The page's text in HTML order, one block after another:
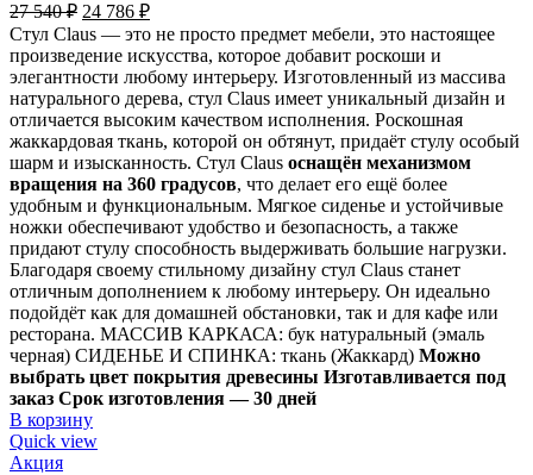
27 540₽ 24 786 ₽
Стул Claus — это не просто предмет мебели, это настоящее
произведение искусства, которое добавит роскоши и
элегантности любому интерьеру. Изготовленный из массива
натурального дерева, стул Claus имеет уникальный дизайн и
отличается высоким качеством исполнения. Роскошная
жаккардовая ткань, которой он обтянут, придаёт стулу особый
шарм и изысканность. Стул Claus оснащён механизмом
вращения на 360 градусов, что делает его ещё более
удобным и функциональным. Мягкое сиденье и устойчивые
ножки обеспечивают удобство и безопасность, а также
придают стулу способность выдерживать большие нагрузки.
Благодаря своему стильному дизайну стул Claus станет
отличным дополнением к любому интерьеру. Он идеально
подойдёт как для домашней обстановки, так и для кафе или
ресторана. МАССИВ КАРКАСА: бук натуральный (эмаль
черная) СИДЕНЬЕ И СПИНКА: ткань (Жаккард) Можно
выбрать цвет покрытия древесины Изготавливается под
заказ Срок изготовления — 30 дней
В корзину
Quick view
Акция